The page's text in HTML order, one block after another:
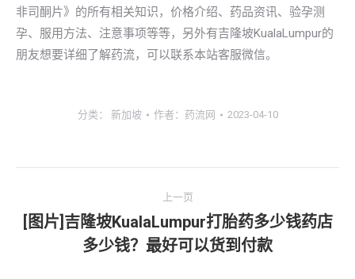
非司酮片》的所有相关知识，价格介绍、药品资讯、验孕测
孕、服用方法、注意事项等等，另外有吉隆坡KualaLumpur的
朋友想要详细了解药流，可以联系本站客服微信。
分类： 新加坡 作者： 药流网 2023-04-10
章
上一页
上
一
[图片]吉隆坡KualaLumpur打胎药多少钱药店
多少钱？最好可以货到付款